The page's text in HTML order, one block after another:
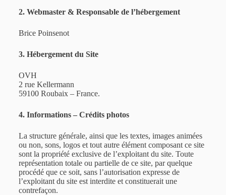
2. Webmaster & Responsable de l’hébergement
Brice Poinsenot
3. Hébergement du Site
OVH
2 rue Kellermann
59100 Roubaix – France.
4. Informations – Crédits photos
La structure générale, ainsi que les textes, images animées
ou non, sons, logos et tout autre élément composant ce site
sont la propriété exclusive de l’exploitant du site. Toute
représentation totale ou partielle de ce site, par quelque
procédé que ce soit, sans l’autorisation expresse de
l’exploitant du site est interdite et constituerait une
contrefaçon.